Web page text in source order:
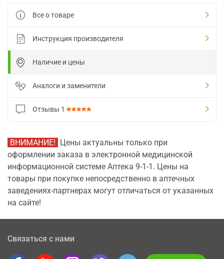
Все о товаре
Инструкция производителя
Наличие и цены
Аналоги и заменители
Отзывы 1
ВНИМАНИЕ! Цены актуальны только при
оформлении заказа в электронной медицинской
информационной системе Аптека 9-1-1. Цены на
товары при покупке непосредственно в аптечных
заведениях-партнерах могут отличаться от указанных
на сайте!
Связаться с нами